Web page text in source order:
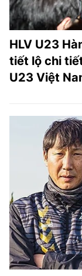
HLV U23
tiết lộ chi
U23 Việt